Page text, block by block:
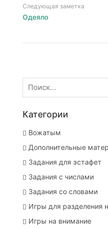
Следующая заметка
Одеяло
Найти:
Категории
Вожатым
Дополнительные
Задания для эстафет
Задания с числами
Задания со словами
Игры для разделения
Игры на внимание